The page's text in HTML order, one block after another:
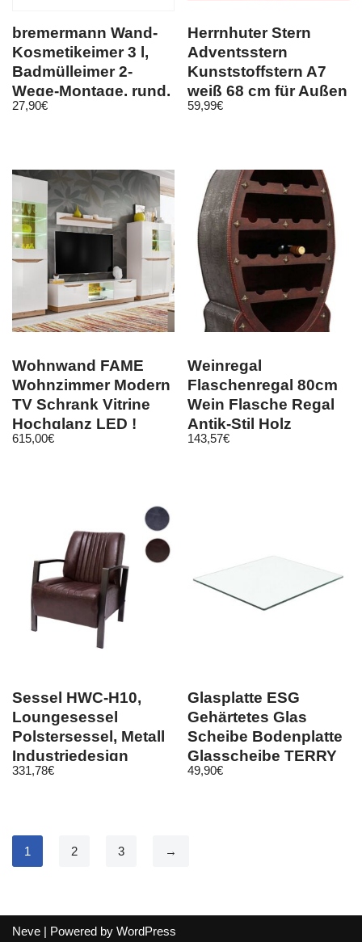
bremermann Wand-
Kosmetikeimer 3 l,
Badmülleimer 2-
Wege-Montage, rund,
schwarz matt
27,90€
Herrnhuter Stern
Adventsstern
Kunststoffstern A7
weiß 68 cm für Außen
Außenstern
59,99€
Wohnwand FAME
Wohnzimmer Modern
TV Schrank Vitrine
Hochglanz LED !
615,00€
Weinregal
Flaschenregal 80cm
Wein Flasche Regal
Antik-Stil Holz
Weinschrank Fass
143,57€
Sessel HWC-H10,
Loungesessel
Polstersessel, Metall
Industriedesign
331,78€
Glasplatte ESG
Gehärtetes Glas
Scheibe Bodenplatte
Glasscheibe TERRY
50x50cm
49,90€
1 2 3 →
Neve | Powered by WordPress